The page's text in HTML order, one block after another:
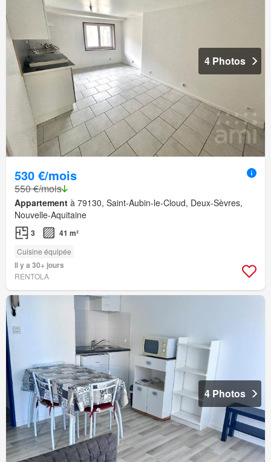
4 Photos
530 €/mois
550 €/mois
Appartement à 79130, Saint-Aubin-le-Cloud, Deux-Sèvres,
Nouvelle-Aquitaine
3 41 m²
Cuisine équipée
Il y a 30+ jours
RENTOLA
4 Photos